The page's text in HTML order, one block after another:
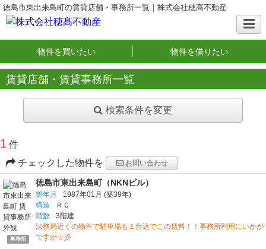
徳島市東出来島町の賃貸店舗・事務所一覧｜株式会社穂髙不動産
物件を買いたい 物件を借りたい
賃貸店舗・賃貸事務所一覧
検索条件を変更
1 件
チェックした物件を
お問い合わせ
事務所
徳島市東出来島町（NKNビル）
築年月 1987年01月 (築39年)
構造
ＲＣ
階数
3階建
法務局近くの物件で駐車場も１台込でこの賃料！！事務所利用にいかが
ですか☆彡